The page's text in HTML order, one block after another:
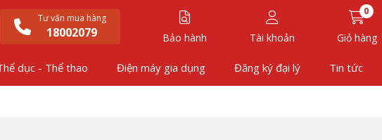
Tư vấn mua hàng
18002079 Bảo hành Tài khoản
0
Giỏ hàng
dục - Thể thao Điện máy gia dụng Đăng ký đại lý Tin tức